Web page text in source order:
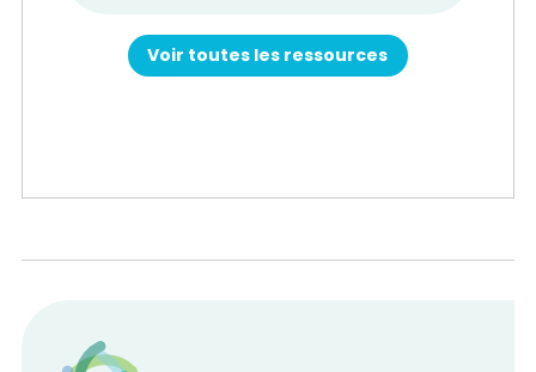
Voir toutes les ressources